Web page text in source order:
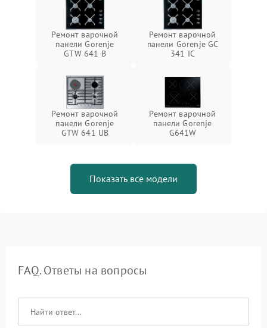
Ремонт варочной
панели Gorenje
GTW 641 B
Ремонт варочной
панели Gorenje GC
341 IC
Ремонт варочной
панели Gorenje
GTW 641 UB
Ремонт варочной
панели Gorenje
G641W
Показать все модели
FAQ. Ответы на вопросы